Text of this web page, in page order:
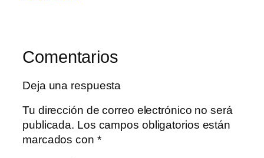
Comentarios
Deja una respuesta
Tu dirección de correo electrónico no será
publicada. Los campos obligatorios están
marcados con *